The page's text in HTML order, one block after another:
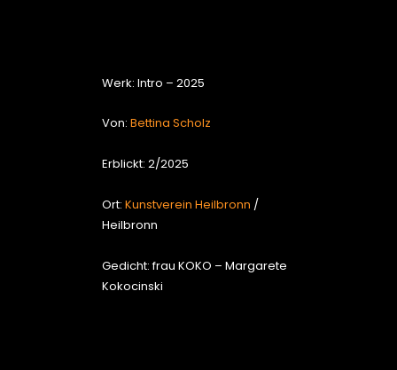
Werk: Intro – 2025
Von: Bettina Scholz
Erblickt: 2/2025
Ort: Kunstverein Heilbronn /
Heilbronn
Gedicht: frau KOKO – Margarete
Kokocinski